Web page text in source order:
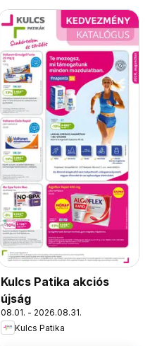
Kulcs Patika akciós
újság
08.01. - 2026.08.31.
Kulcs Patika